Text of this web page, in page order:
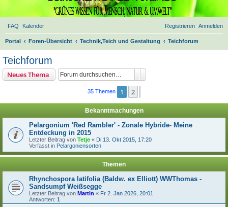
FAQ Kalender Anmelden
Registrieren
Portal Foren-Übersicht Technik,Teich und Gestaltung Teichforum
Teichforum
Neues Thema
35 Themen 1 2
Bekanntmachungen
Pelargonium 'Red Rambler' - Zonale Hybride- Meine
Entdeckung in 2015
Letzter Beitrag von Tetje « Di 13. Okt 2015, 17:20
Verfasst in Pelargoniensorten
Themen
Rhynchospora latifolia (Baldw. ex Elliott) WWThomas -
Sandsumpf Weißsegge
Letzter Beitrag von Martin « Fr 2. Jan 2026, 20:01
Antworten: 1